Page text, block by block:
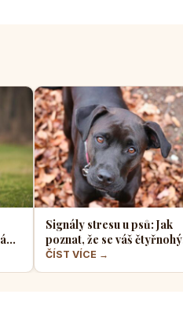
Signály stresu u psů: Jak
poznat, že se váš čtyřnohý
přítel necítí komfortně
ČÍST VÍCE →